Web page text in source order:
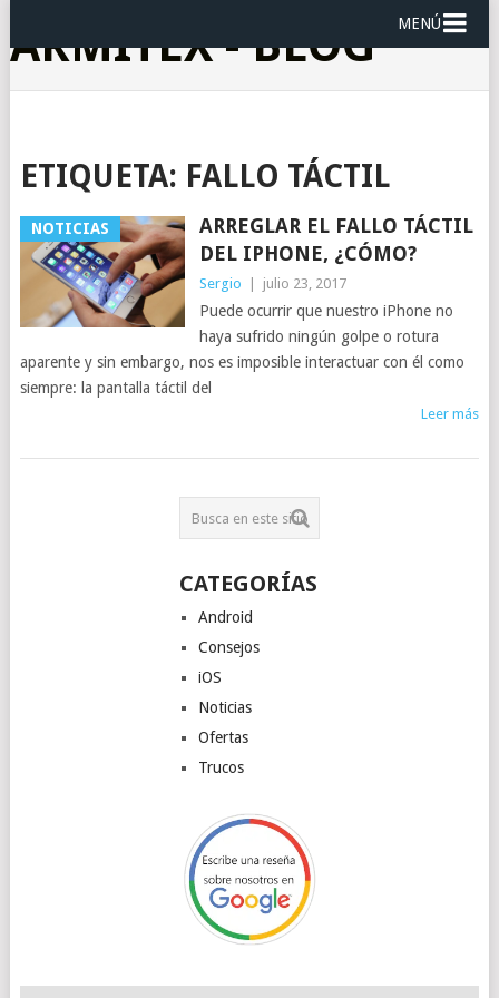
ARMITEX - BLOG MENÚ
ETIQUETA: FALLO TÁCTIL
NOTICIAS
ARREGLAR EL FALLO TÁCTIL
DEL IPHONE, ¿CÓMO?
Sergio julio 23, 2017
Puede ocurrir que nuestro iPhone no
haya sufrido ningún golpe o rotura
aparente y sin embargo, nos es imposible interactuar con él como
siempre: la pantalla táctil del
Leer más
CATEGORÍAS
Android
Consejos
iOS
Noticias
Ofertas
Trucos